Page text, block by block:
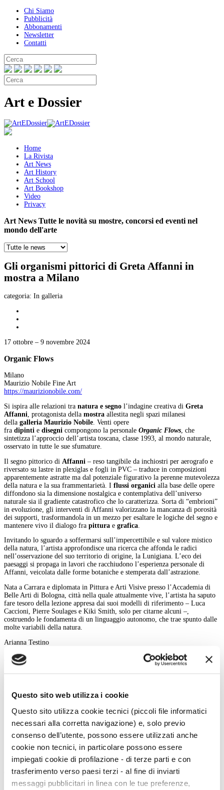
Questo sito web utilizza i cookie
Questo sito utilizza cookie tecnici (piccoli file informatici
necessari alla corretta navigazione) e, solo previo
consenso dell’utente, possono essere utilizzati anche
cookie non tecnici, in particolare possono essere
impiegati cookie di profilazione - di terze parti e con
trasferimento verso paesi terzi - al fine di inviarti
messaggi pubblicitari in linea con le tue preferenze,
Chi Siamo
Pubblicità
Abbonamenti
Newsletter
Contatti
Art e Dossier
Home
La Rivista
Art News
Art History
Art School
Art Bookshop
Video
Privacy
Art News Tutte le novità su mostre, concorsi ed eventi nel
mondo dell'arte
Gli organismi pittorici di Greta Affanni in
mostra a Milano
categoria: In galleria
17 ottobre – 9 novembre 2024
Organic Flows
Milano
Maurizio Nobile Fine Art
https://maurizionobile.com/
Si ispira alle relazioni tra natura e segno l’indagine creativa di Greta
Affanni , protagonista della mostra allestita negli spazi milanesi
della galleria Maurizio Nobile . Venti opere
fra dipinti e disegni compongono la personale Organic Flows , che
sintetizza l’approccio dell’artista toscana, classe 1993, al mondo naturale,
osservato in tutte le sue sfumature.
Il segno pittorico di Affanni – reso tangibile da inchiostri per aerografo e
riversato su lastre in plexiglas e fogli in PVC ‒ traduce in composizioni
apparentemente astratte ma dal potenziale figurativo la perenne mutevolezza
della natura e la sua frammentarietà. I flussi organici alla base delle opere
diffondono sia la dimensione nostalgica e contemplativa dell’universo
naturale sia il gradiente catastrofico che lo caratterizza. Sorta di “embrioni”
in evoluzione, gli interventi di Affanni valorizzano la mancanza di porosità
dei supporti, trasformandola in un mezzo per esaltare le logiche del segno e
mantenere vivo il dialogo fra pittura e grafica
Invitando lo sguardo a soffermarsi sull’impercettibile e sul valore mistico
della natura, l’artista approfondisce una ricerca che affonda le radici
nell’osservazione del suo territorio di origine, la Lunigiana. L’eco dei
paesaggi si propaga in lavori che racchiudono l’esperienza personale di
Affanni, veicolata dalle forme botaniche e stemperata dall’astrazione.
Nata a Carrara e diplomata in Pittura e Arti Visive presso l’Accademia di
Belle Arti di Bologna, città nella quale attualmente vive, l’artista ha saputo
fare tesoro della lezione appresa dai suoi modelli di riferimento – Luca
Caccioni, Pierre Soulages e Kiki Smith, solo per citarne alcuni ‒,
costruendo le fondamenta di un linguaggio autonomo, che trae spunto dalle
molte variabili della natura.
Arianna Testino
indietro
Tutte le news
Eventi
Mostre
Kids
In galleria
Cataloghi e libri
Aste e mercato
Concorsi e Lavoro
Calendario